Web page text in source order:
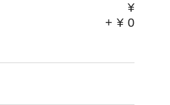
¥
+ ¥ 0